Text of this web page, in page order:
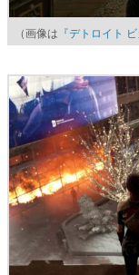
（画像は 『デトロイト